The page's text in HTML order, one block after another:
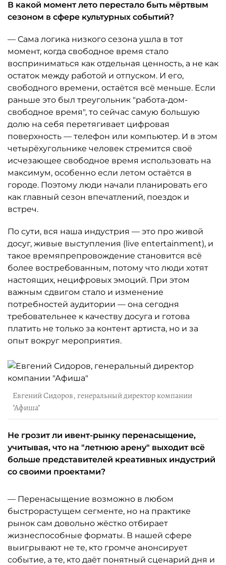
В какой момент лето перестало быть мёртвым
сезоном в сфере культурных событий?
— Сама логика низкого сезона ушла в тот
момент, когда свободное время стало
восприниматься как отдельная ценность, а не как
остаток между работой и отпуском. И его,
свободного времени, остаётся всё меньше. Если
раньше это был треугольник "работа-дом-
свободное время", то сейчас самую большую
долю на себя перетягивает цифровая
поверхность — телефон или компьютер. И в этом
четырёхугольнике человек стремится своё
исчезающее свободное время использовать на
максимум, особенно если летом остаётся в
городе. Поэтому люди начали планировать его
как главный сезон впечатлений, поездок и
встреч.
По сути, вся наша индустрия — это про живой
досуг, живые выступления (live entertainment), и
такое времяпрепровождение становится всё
более востребованным, потому что люди хотят
настоящих, нецифровых эмоций. При этом
важным сдвигом стало и изменение
потребностей аудитории — она сегодня
требовательнее к качеству досуга и готова
платить не только за контент артиста, но и за
опыт вокруг мероприятия.
Евгений Сидоров, генеральный директор компании
"Афиша"
Не грозит ли ивент-рынку перенасыщение,
учитывая, что на "летнюю арену" выходит всё
больше представителей креативных индустрий
со своими проектами?
— Перенасыщение возможно в любом
быстрорастущем сегменте, но на практике
рынок сам довольно жёстко отбирает
жизнеспособные форматы. В нашей сфере
выигрывают не те, кто громче анонсирует
событие, а те, кто даёт понятный сценарий дня и